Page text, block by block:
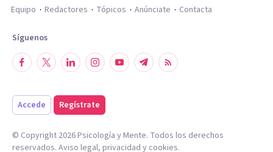
Equipo
Redactores Tópicos Anúnciate Contacta
Síguenos
Accede Regístrate
© Copyright 2026Psicología y Mente. Todos los derechos
reservados. Aviso legal, privacidad y cookies.